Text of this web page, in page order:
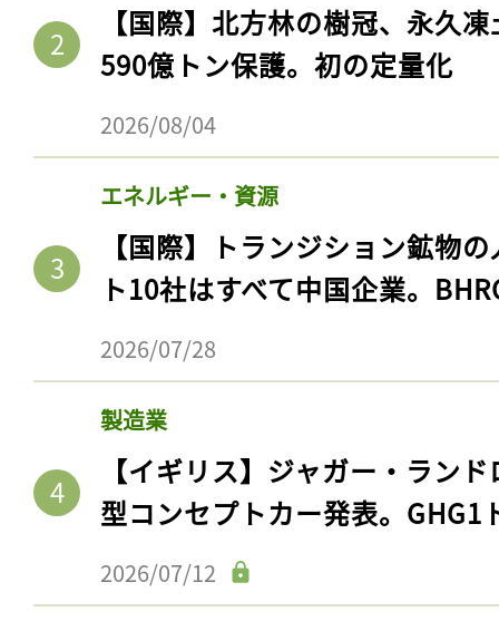
【国際】北方林の樹冠、永久
590億トン保護。初の定量化
2026/08/04
エネルギー・資源
【国際】トランジション鉱物
ト10社はすべて中国企業。
2026/07/28
製造業
【イギリス】ジャガー・ラン
型コンセプトカー発表。GHG1
2026/07/12